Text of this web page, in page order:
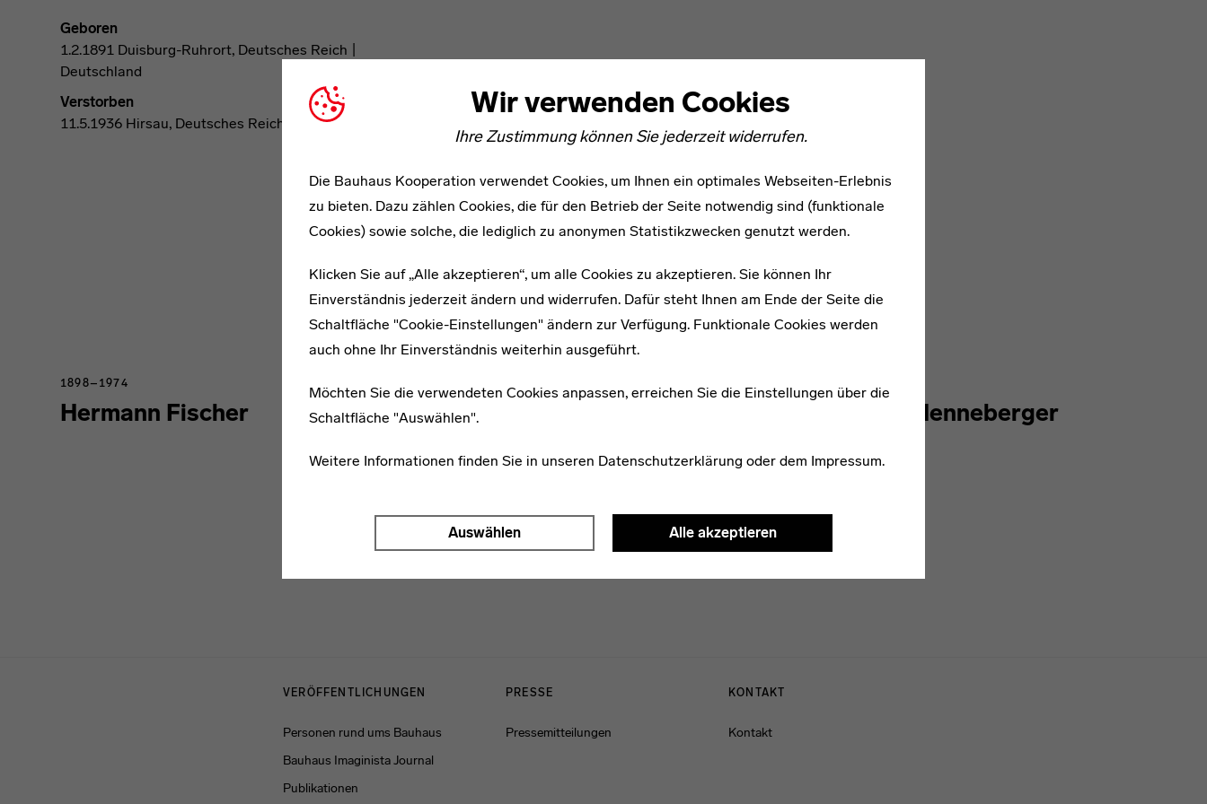
Wir verwenden Cookies
Ihre Zustimmung können Sie jederzeit widerrufen.
Die Bauhaus Kooperation verwendet Cookies, um Ihnen ein optimales Webseiten-Erlebnis
zu bieten. Dazu zählen Cookies, die für den Betrieb der Seite notwendig sind (funktionale
Cookies) sowie solche, die lediglich zu anonymen Statistikzwecken genutzt werden.
Klicken Sie auf „Alle akzeptieren“, um alle Cookies zu akzeptieren. Sie können Ihr
Einverständnis jederzeit ändern und widerrufen. Dafür steht Ihnen am Ende der Seite die
Schaltfläche "Cookie-Einstellungen" ändern zur Verfügung. Funktionale Cookies werden
auch ohne Ihr Einverständnis weiterhin ausgeführt.
Möchten Sie die verwendeten Cookies anpassen, erreichen Sie die Einstellungen über die
Schaltfläche "Auswählen".
Weitere Informationen finden Sie in unseren Datenschutzerklärung oder dem Impressum.
Auswählen Alle akzeptieren
Geboren
1.2.1891 Duisburg-Ruhrort, Deutsches Reich |
Deutschland
Verstorben
11.5.1936 Hirsau, Deutsches Reich | Deutschland
WEITERE ARTIKEL ZUM THEMA
Hermann Fischer
1898–1974
Maj Hemberg Elisabeth Henneberger
VERÖFFENTLICHUNGEN
Personen rund ums Bauhaus
Bauhaus Imaginista Journal
Publikationen
PRESSE
Pressemitteilungen
KONTAKT
Kontakt